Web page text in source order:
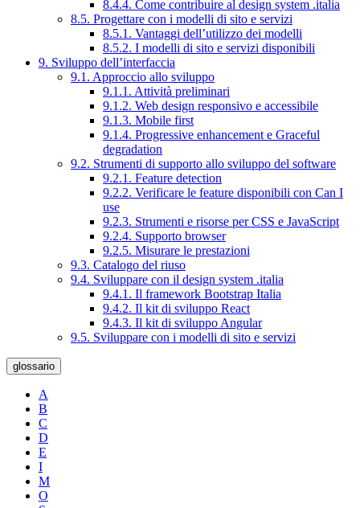
8.4.4. Come contribuire al design system .italia
8.5. Progettare con i modelli di sito e servizi
8.5.1. Vantaggi dell’utilizzo dei modelli
8.5.2. I modelli di sito e servizi disponibili
9. Sviluppo dell’interfaccia
9.1. Approccio allo sviluppo
9.1.1. Attività preliminari
9.1.2. Web design responsivo e accessibile
9.1.3. Mobile first
9.1.4. Progressive enhancement e Graceful
degradation
9.2. Strumenti di supporto allo sviluppo del software
9.2.1. Feature detection
9.2.2. Verificare le feature disponibili con Can I
use
9.2.3. Strumenti e risorse per CSS e JavaScript
9.2.4. Supporto browser
9.2.5. Misurare le prestazioni
9.3. Catalogo del riuso
9.4. Sviluppare con il design system .italia
9.4.1. Il framework Bootstrap Italia
9.4.2. Il kit di sviluppo React
9.4.3. Il kit di sviluppo Angular
9.5. Sviluppare con i modelli di sito e servizi
glossario
A
B
C
D
E
I
M
O